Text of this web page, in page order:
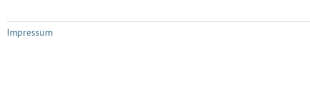
Impressum